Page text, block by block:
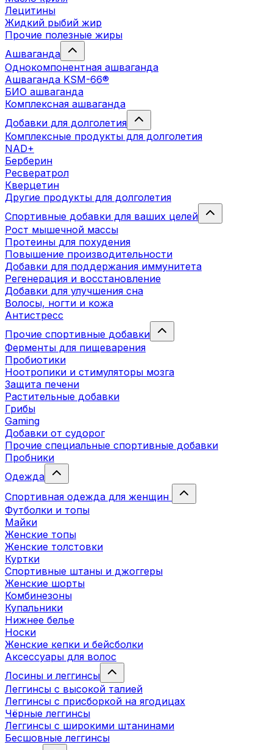
Лецитины
Жидкий рыбий жир
Прочие полезные жиры
Ашваганда
Однокомпонентная ашваганда
Ашваганда KSM-66®
БИО ашваганда
Комплексная ашваганда
Добавки для долголетия
Комплексные продукты для долголетия
NAD+
Берберин
Ресвератрол
Кверцетин
Другие продукты для долголетия
Спортивные добавки для ваших целей
Рост мышечной массы
Протеины для похудения
Повышение производительности
Добавки для поддержания иммунитета
Регенерация и восстановление
Добавки для улучшения сна
Волосы, ногти и кожа
Антистресс
Прочие спортивные добавки
Ферменты для пищеварения
Пробиотики
Ноотропики и стимуляторы мозга
Защита печени
Растительные добавки
Грибы
Gaming
Добавки от судорог
Прочие специальные спортивные добавки
Пробники
Одежда
Спортивная одежда для женщин
Футболки и топы
Майки
Женские топы
Женские толстовки
Куртки
Спортивные штаны и джоггеры
Женские шорты
Комбинезоны
Купальники
Нижнее белье
Носки
Женские кепки и бейсболки
Аксессуары для волос
Лосины и леггинсы
Леггинсы с высокой талией
Леггинсы с присборкой на ягодицах
Чёрные леггинсы
Леггинсы с широкими штанинами
Бесшовные леггинсы